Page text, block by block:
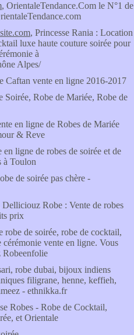
, OrientaleTendance.Com le N°1 de
, Princesse Rania : Location
luxe haute couture soirée pour
à
Alpes/
Caftan vente en ligne 2016-2017
Soirée, Robe de Mariée, Robe de
en ligne de Robes de Mariée
& Reve
en ligne de robes de soirée et de
à Toulon
de soirée pas chère -
Delliciouz Robe : Vente de robes
prix
robe de soirée, robe de cocktail,
cérémonie vente en ligne. Vous
Robeenfolie
robe dubai, bijoux indiens
filigrane, henne, keffieh,
- ethnikka.fr
Robes - Robe de Cocktail,
et Orientale